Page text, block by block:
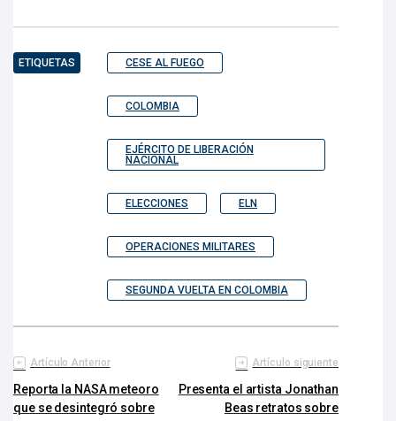
ETIQUETAS CESE AL FUEGO
COLOMBIA
EJÉRCITO DE LIBERACIÓN
NACIONAL
ELECCIONES ELN
OPERACIONES MILITARES
SEGUNDA VUELTA EN COLOMBIA
Artículo Anterior
Reporta la NASA meteoro
que se desintegró sobre
Artículo siguiente
Presenta el artista Jonathan
Beas retratos sobre